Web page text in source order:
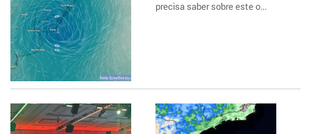
precisa saber sobre este o...